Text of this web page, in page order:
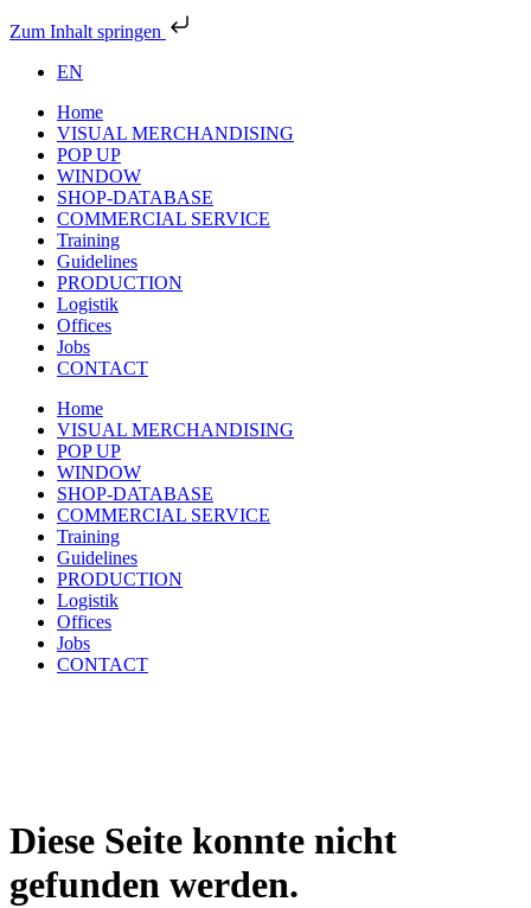
Zum Inhalt springen
EN
Home
VISUAL MERCHANDISING
POP UP
WINDOW
SHOP-DATABASE
COMMERCIAL SERVICE
Training
Guidelines
PRODUCTION
Logistik
Offices
Jobs
CONTACT
Home
VISUAL MERCHANDISING
POP UP
WINDOW
SHOP-DATABASE
COMMERCIAL SERVICE
Training
Guidelines
PRODUCTION
Logistik
Offices
Jobs
CONTACT
Diese Seite konnte nicht
gefunden werden.